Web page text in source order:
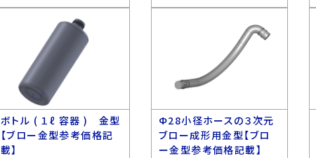
ボトル ( １ℓ 容器 ) 金型
【ブロー金型参考価格記
載】
Ф28小径ホースの３次元
ブロー成形用金型【ブロ
ー金型参考価格記載】